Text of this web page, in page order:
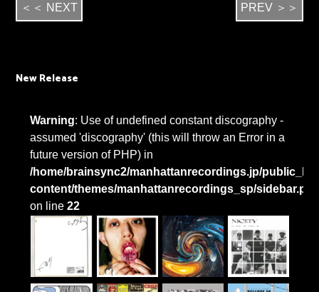
＜＜ NEXT PREV ＞＞
New Release
Warning: Use of undefined constant discography -
assumed 'discography' (this will throw an Error in a
future version of PHP) in
/home/brainsync2/manhattanrecordings.jp/
content/themes/manhattanrecordings_sp/
on line22